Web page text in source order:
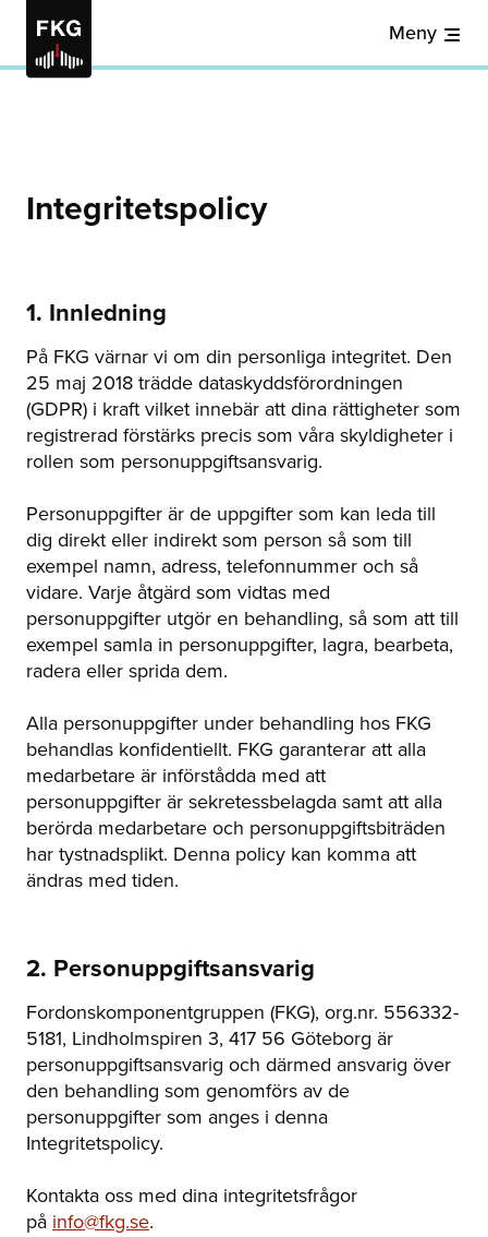
Meny
Integritetspolicy
1. Innledning
På FKG värnar vi om din personliga integritet. Den
25 maj 2018 trädde dataskyddsförordningen
(GDPR) i kraft vilket innebär att dina rättigheter som
registrerad förstärks precis som våra skyldigheter i
rollen som personuppgiftsansvarig.
Personuppgifter är de uppgifter som kan leda till
dig direkt eller indirekt som person så som till
exempel namn, adress, telefonnummer och så
vidare. Varje åtgärd som vidtas med
personuppgifter utgör en behandling, så som att till
exempel samla in personuppgifter, lagra, bearbeta,
radera eller sprida dem.
Alla personuppgifter under behandling hos FKG
behandlas konfidentiellt. FKG garanterar att alla
medarbetare är införstådda med att
personuppgifter är sekretessbelagda samt att alla
berörda medarbetare och personuppgiftsbiträden
har tystnadsplikt. Denna policy kan komma att
ändras med tiden.
2. Personuppgiftsansvarig
Fordonskomponentgruppen (FKG), org.nr. 556332-
5181, Lindholmspiren 3, 417 56 Göteborg är
personuppgiftsansvarig och därmed ansvarig över
den behandling som genomförs av de
personuppgifter som anges i denna
Integritetspolicy.
Kontakta oss med dina integritetsfrågor
på info@fkg.se.